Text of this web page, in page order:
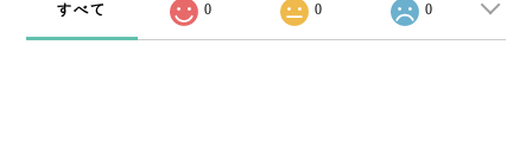
すべて 0 0 0